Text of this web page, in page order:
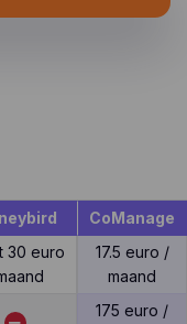
CoManage
30 euro
17.5 euro /
maand
175 euro /